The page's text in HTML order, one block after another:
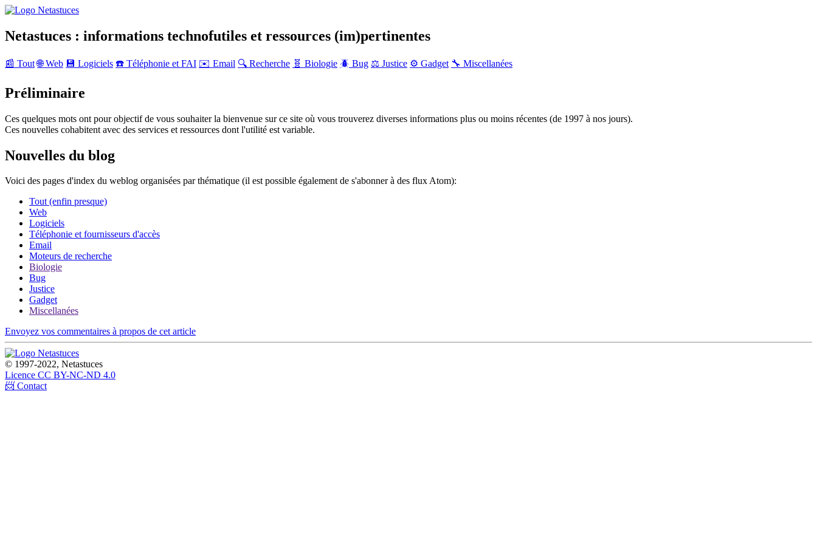
Netastuces : informations technofutiles et ressources (im)pertinentes
📰 Tout 🌐 Web 💾 Logiciels ☎️ Téléphonie et FAI ✉️ Email 🔍 Recherche 🧬 Biologie 🪲 Bug ⚖️ Justice ⚙️ Gadget 🔧 Miscellanées
Préliminaire
Ces quelques mots ont pour objectif de vous souhaiter la bienvenue sur ce site où vous trouverez diverses informations plus ou moins récentes (de 1997 à nos jours).
Ces nouvelles cohabitent avec des services et ressources dont l'utilité est variable.
Nouvelles du blog
Voici des pages d'index du weblog organisées par thématique (il est possible également de s'abonner à des flux Atom):
Tout (enfin presque)
Web
Logiciels
Téléphonie et fournisseurs d'accès
Email
Moteurs de recherche
Biologie
Bug
Justice
Gadget
Miscellanées
Envoyez vos commentaires à propos de cet article
© 1997-2022, Netastuces
Licence CC BY-NC-ND 4.0
📨 Contact